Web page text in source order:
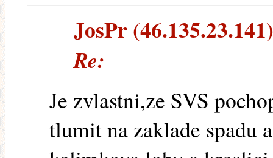
JosPr
Re:
Je zvlastni,ze SVS
tlumit na zaklade spadu